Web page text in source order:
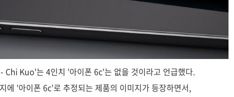
Kuo'는 4인치 '아이폰 6c'는 없을 것이라고 언급했다.
에 '아이폰 6c'로 추정되는 제품의 이미지가 등장하면서,